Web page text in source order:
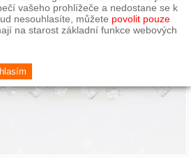
vašeho prohlížeče a nedostane se k
nesouhlasíte, můžete povolit pouze
na starost základní funkce webových